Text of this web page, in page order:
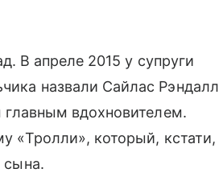
В апреле 2015 у супруги
назвали Сайлас Рэндалл
вдохновителем.
«Тролли», который, кстати,
сына.